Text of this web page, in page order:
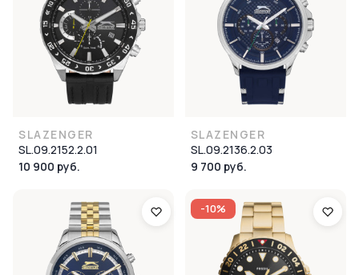
SLAZENGER
SL.09.2152.2.01
10 900 руб.
SLAZENGER
SL.09.2136.2.03
9 700 руб.
-10%